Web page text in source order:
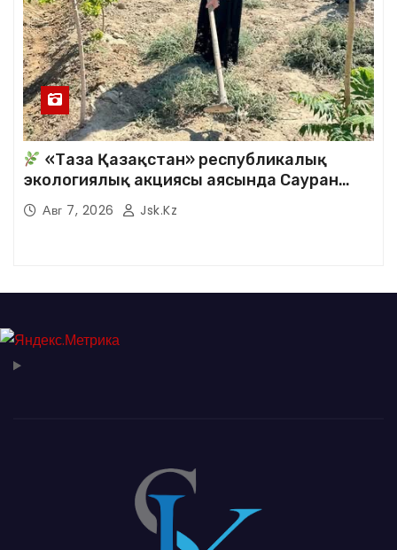
«Таза Қазақстан» республикалық
экологиялық акциясы аясында Сауран
аудандық кітапханасының қызметкерлері
кезекті сенбілік жұмыстарына белсене
Авг 7, 2026 Jsk.kz